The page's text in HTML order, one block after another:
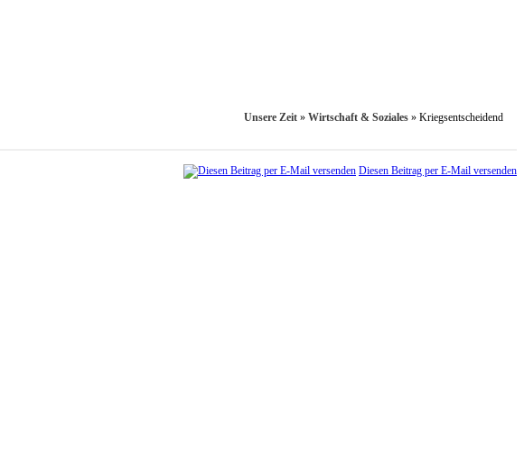
Unsere Zeit » Wirtschaft & Soziales » Kriegsentscheidend
Diesen Beitrag per E-Mail versenden